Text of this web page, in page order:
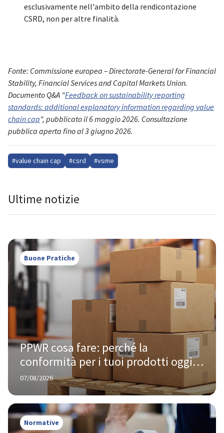
esclusivamente nell'ambito della rendicontazione
CSRD, non per altre finalità.
Fonte: Commissione europea – Directorate-General for Financial
Stability, Financial Services and Capital Markets Union.
Documento Q&A "Feedback on sustainability reporting
standards: additional explanatory information regarding value
chain cap", pubblicato il 6 maggio 2026. Consultazione
pubblica aperta fino al 3 giugno 2026.
#value chain cap #csrd #vsme
Ultime notizie
Buone Pratiche
PPWR cosa fare: perché la
conformità per i tuoi prodotti oggi
te la chiede Amazon, non Bruxelles
07/08/2026
Normative